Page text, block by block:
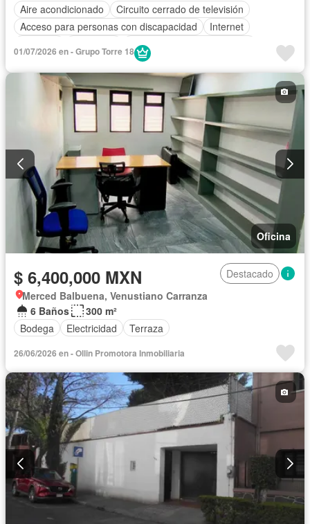
Aire acondicionado
Circuito cerrado de televisión
Acceso para personas con discapacidad
Internet
Completamente amueblado
01/07/2026 en - Grupo Torre 18
Oficina
$ 6,400,000 MXN
Destacado
Merced Balbuena, Venustiano Carranza
6 Baños
300 m²
Bodega
Electricidad Terraza
26/06/2026 en - Ollin Promotora Inmobiliaria